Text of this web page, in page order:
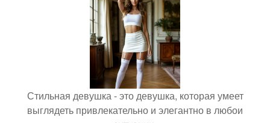
Стильная девушка - это девушка, которая умеет
выглядеть привлекательно и элегантно в любои